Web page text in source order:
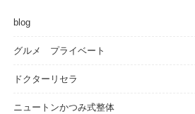
blog
グルメ プライベート
ドクターリセラ
ニュートンかつみ式整体